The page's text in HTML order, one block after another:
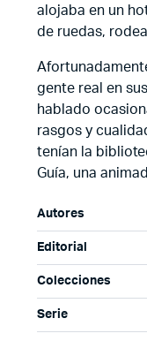
alojaba en un
de ruedas,
gente real en
hablado
rasgos y
tenían la
Guía, una
Autores
Editorial
Colecciones
Serie